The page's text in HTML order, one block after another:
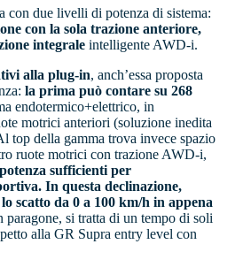
con due livelli di potenza di sistema:
con la sola trazione anteriore,
integrale intelligente AWD-i.
alla plug-in, anch’essa proposta
la prima può contare su 268
endotermico+elettrico, in
motrici anteriori (soluzione inedita
top della gamma trova invece spazio
ruote motrici con trazione AWD-i,
sufficienti per
In questa declinazione,
scatto da 0 a 100 km/h in appena
paragone, si tratta di un tempo di soli
alla GR Supra entry level con